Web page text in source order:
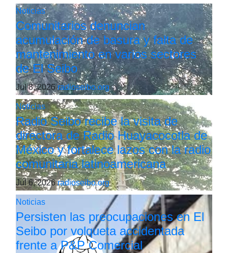
Noticias
Comunitarios denuncian
acumulación de basura y falta de
mantenimiento en varios sectores
de El Seibo
Jul 8, 2026radioseibo.org
Noticias
Radio Seibo recibe la visita de
directora de Radio Huayacocotla de
México y fortalece lazos con la radio
comunitaria latinoamericana
Jul 6, 2026radioseibo.org
Noticias
Persisten las preocupaciones en El
Seibo por volqueta accidentada
frente a P&P Comercial